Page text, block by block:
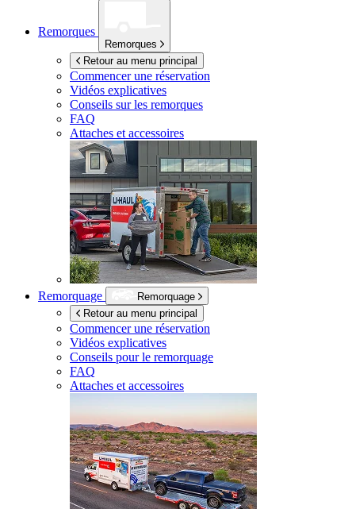
Remorques
Remorques
Retour au menu principal
Commencer une réservation
Vidéos explicatives
Conseils sur les remorques
FAQ
Attaches et accessoires
Remorquage
Remorquage
Retour au menu principal
Commencer une réservation
Vidéos explicatives
Conseils pour le remorquage
FAQ
Attaches et accessoires